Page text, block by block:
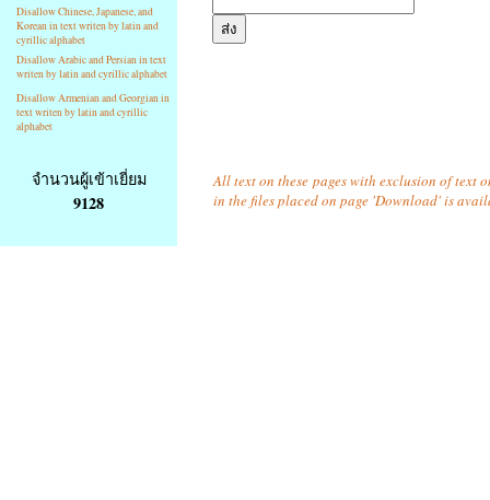
Disallow Chinese, Japanese, and
Korean in text writen by latin and
cyrillic alphabet
Disallow Arabic and Persian in text
writen by latin and cyrillic alphabet
Disallow Armenian and Georgian in
text writen by latin and cyrillic
alphabet
จำนวนผู้เข้าเยี่ยม
9128
All text on these pages with exclusion of text
in the files placed on page 'Download' is